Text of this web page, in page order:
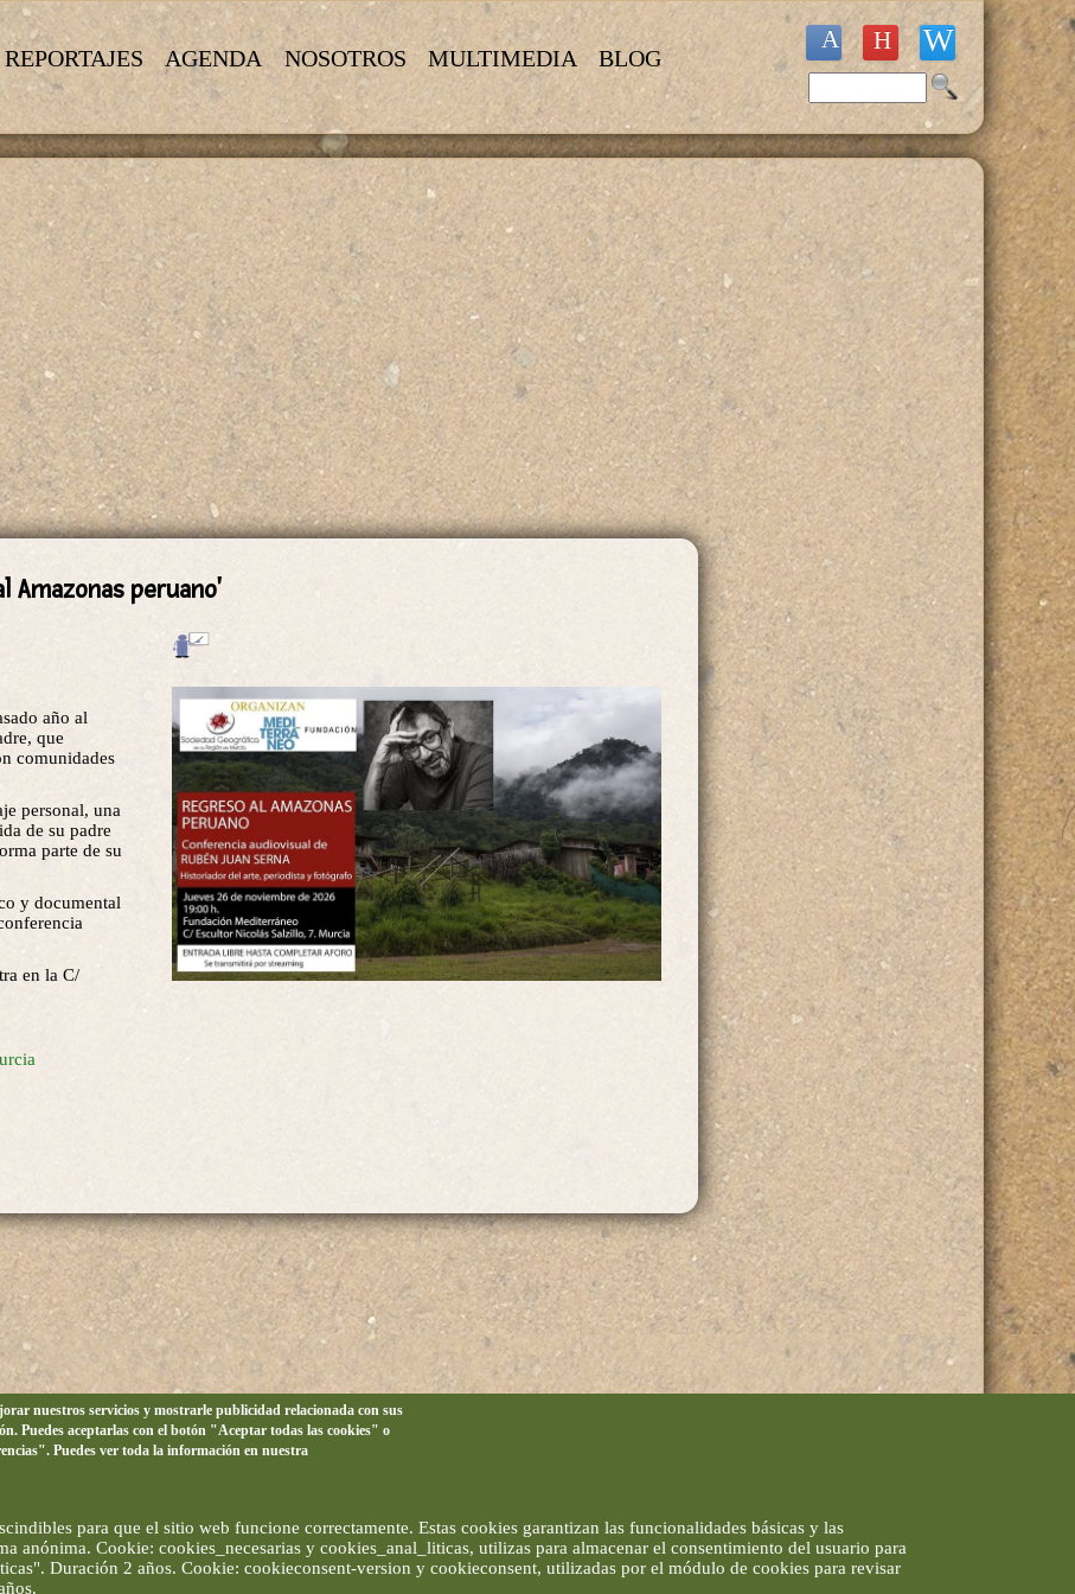
REPORTAJES AGENDA NOSOTROS MULTIMEDIA BLOG
Formulario de búsqueda
Amazonas peruano'
año al
que
comunidades
personal, una
de su padre
parte de su
y documental
en la C/
nuestros servicios y mostrarle publicidad relacionada con sus
Puedes aceptarlas con el botón "Aceptar todas las cookies" o
Puedes ver toda la información en nuestra
para que el sitio web funcione correctamente. Estas cookies garantizan las funcionalidades básicas y las
anónima. Cookie: cookies_necesarias y cookies_anal_liticas, utilizas para almacenar el consentimiento del usuario para
Duración 2 años. Cookie: cookieconsent-version y cookieconsent, utilizadas por el módulo de cookies para revisar